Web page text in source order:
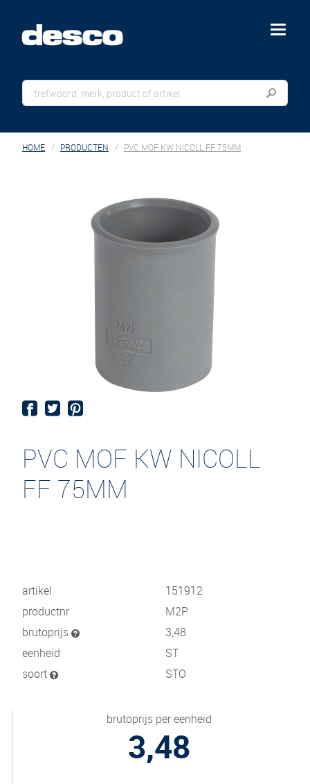
menu
HOME PRODUCTEN PVC MOF KW NICOLL FF 75MM
PVC MOF KW NICOLL
FF 75MM
artikel
151912
productnr
M2P
brutoprijs
3,48
eenheid
ST
soort
STO
brutoprijs per eenheid
3,48